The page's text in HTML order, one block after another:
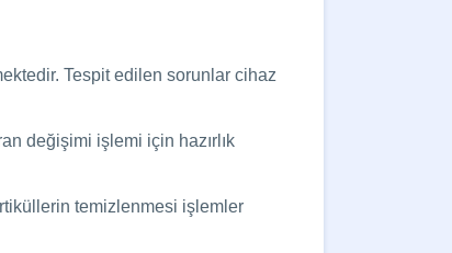
Tespit edilen sorunlar cihaz
değişimi işlemi için hazırlık
temizlenmesi işlemler